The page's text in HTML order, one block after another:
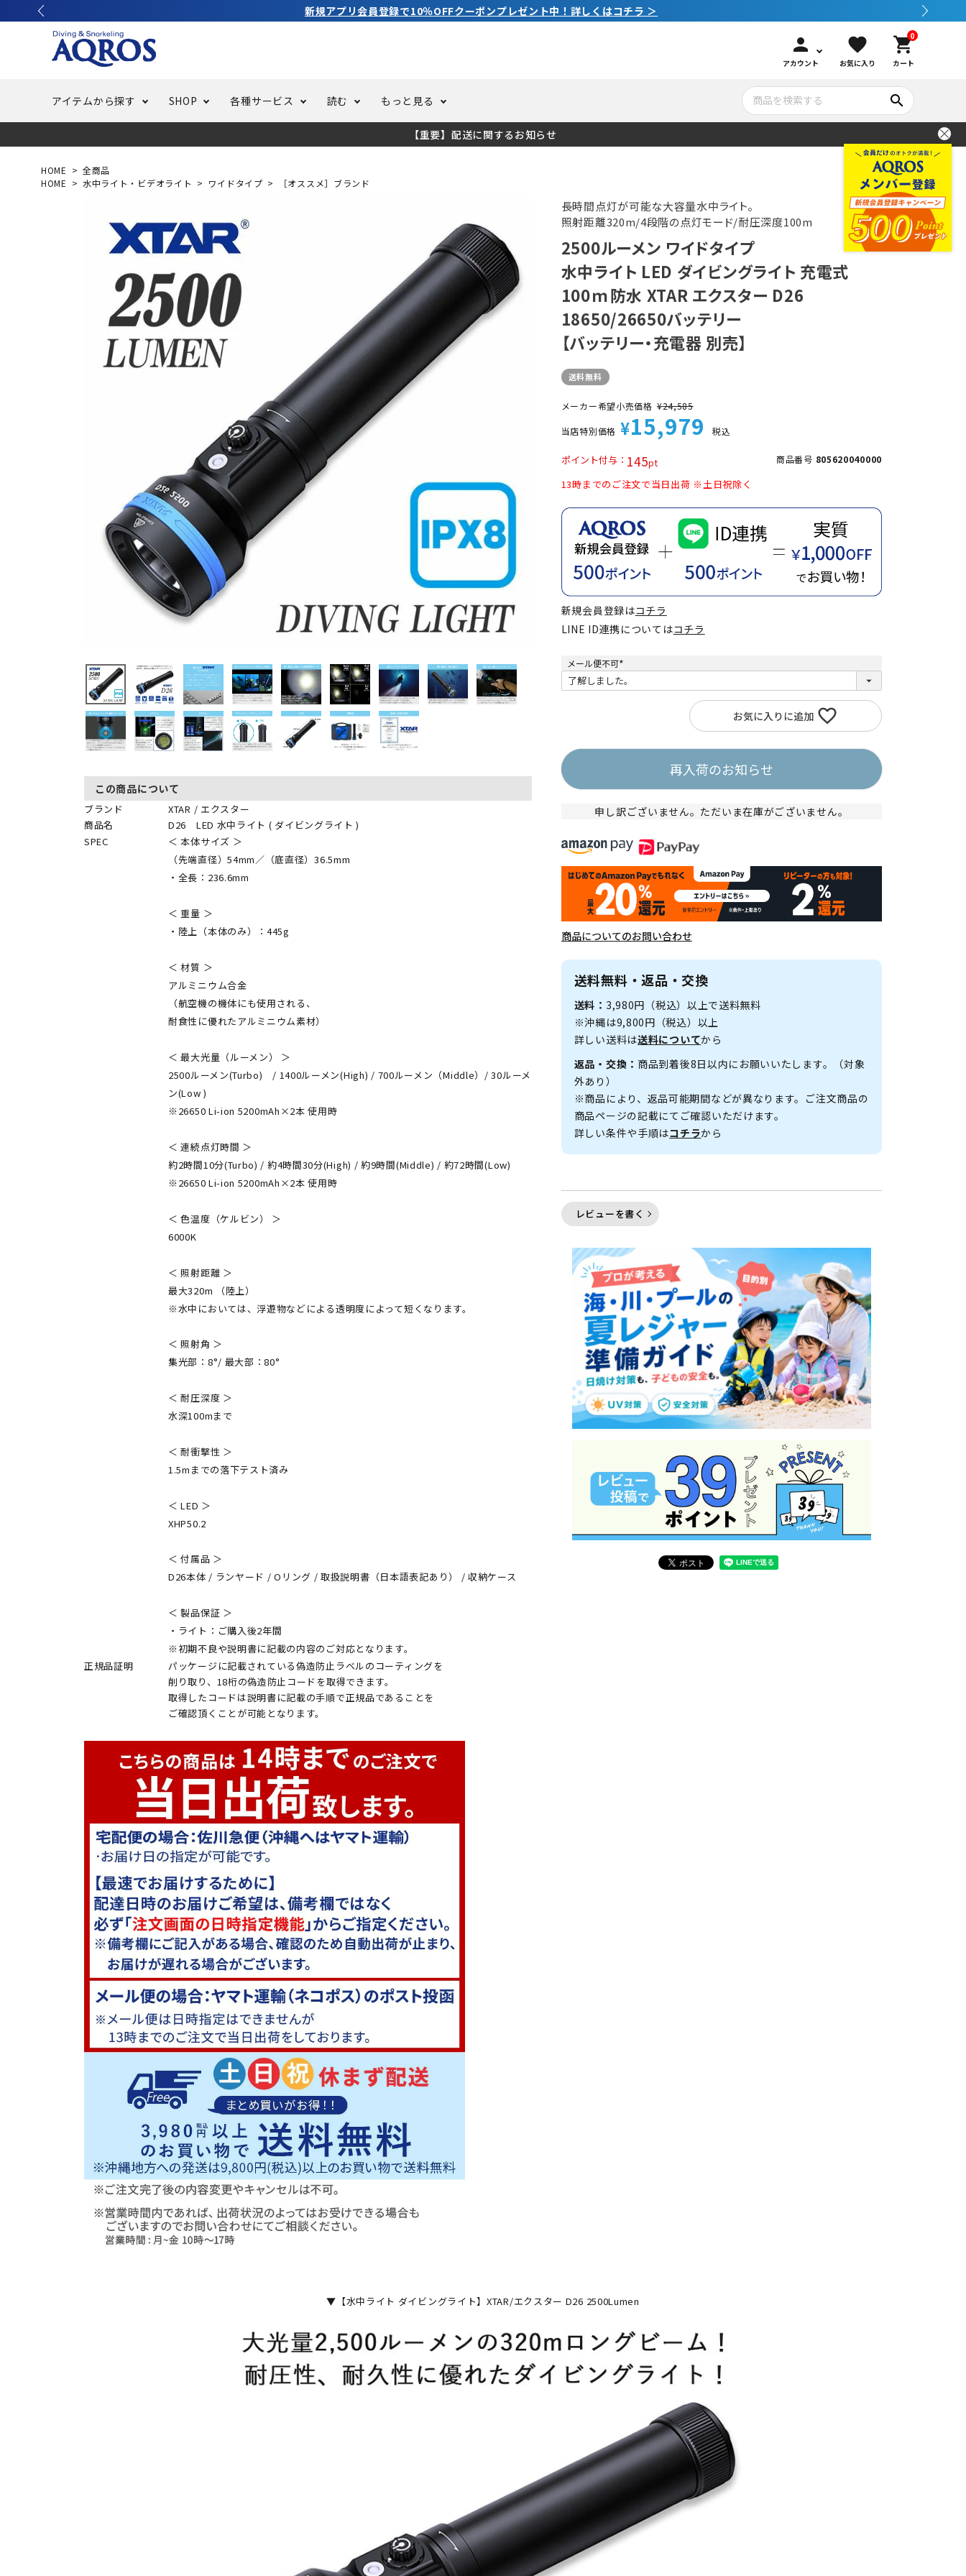
3,980円（税込）以上のご購入で送料無料！
person
アカウント
favorite
お気に入り
0
shopping_cart
カート
アイテムから探す
水中ライト・ビデオライト 水中カメラ機材
バッグ・ケース アクセサリー メンテナンサービス・交換用パーツ
スピア・銛（モリ） サーフ アウトドア
店舗限定商品
SHOP 各種サービス 読む
今コレ愛用してます！ ブランド紹介
もっと見る
海の遊びをもっと知る コンセプト
search
【重要】配送に関するお知らせ
HOME
全商品
HOME
水中ライト・ビデオライト ワイドタイプ ［オススメ］ブランド
この商品について
ブランド
商品名
XTAR / エクスター
D26 LED 水中ライト ( ダイビングライト )
SPEC
＜ 本体サイズ ＞
（先端直径）54mm／（底直径）36.5mm
・全長：236.6mm
＜ 重量 ＞
・陸上（本体のみ）：445g
＜ 材質 ＞
アルミニウム合金
（航空機の機体にも使用される、
耐食性に優れたアルミニウム素材）
＜ 最大光量（ルーメン） ＞
2500ルーメン(Turbo) / 1400ルーメン(High) / 700ルーメン（Middle）/ 30ルーメ
ン(Low )
※26650 Li-ion 5200mAh×2本 使用時
＜ 連続点灯時間 ＞
約2時間10分(Turbo) / 約4時間30分(High) / 約9時間(Middle) / 約72時間(Low)
※26650 Li-ion 5200mAh×2本 使用時
＜ 色温度（ケルビン） ＞
6000K
＜ 照射距離 ＞
最大320m （陸上）
※水中においては、浮遊物などによる透明度によって短くなります。
＜ 照射角 ＞
集光部：8°/ 最大部：80°
＜ 耐圧深度 ＞
水深100mまで
＜ 耐衝撃性 ＞
1.5mまでの落下テスト済み
＜ LED ＞
XHP50.2
＜ 付属品 ＞
D26本体 / ランヤード / Oリング / 取扱説明書（日本語表記あり） / 収納ケース
＜ 製品保証 ＞
・ライト：ご購入後2年間
※初期不良や説明書に記載の内容のご対応となります。
正規品証明
パッケージに記載されている偽造防止ラベルのコーティングを
削り取り、18桁の偽造防止コードを取得できます。
取得したコードは説明書に記載の手順で正規品であることを
ご確認頂くことが可能となります。
長時間点灯が可能な大容量水中ライト。
照射距離320m/4段階の点灯モード/耐圧深度100m
2500ルーメン ワイドタイプ
水中ライト LED ダイビングライト 充電式
100ｍ防水 XTAR エクスター D26
18650/26650バッテリー
【バッテリー・充電器 別売】
送料無料
メーカー希望小売価格 ¥24,585
当店特別価格 ¥15,979 税込
145
ポイント付与 商品番号 805620040000
13時までのご注文で当日出荷 ※土日祝除く
新規会員登録はコチラ
LINE ID連携についてはコチラ
メール便不可
(
必
須
お気に入りに追加
再入荷のお知らせ
申し訳ございません。ただいま在庫がございません。
商品についてのお問い合わせ
送料無料・返品・交換
送料： 3,980円（税込）以上で送料無料
※沖縄は9,800円（税込）以上
詳しい送料は送料についてから
返品・交換： 商品到着後8日以内にお願いいたします。（対象
外あり）
※商品により、返品可能期間などが異なります。ご注文商品の
商品ページの記載にてご確認いただけます。
詳しい条件や手順はコチラから
レビューを書く
▼【水中ライト ダイビングライト】XTAR/エクスター D26 2500Lumen